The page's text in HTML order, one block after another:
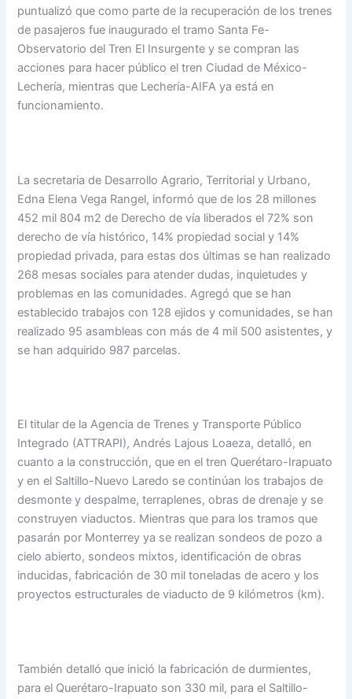
puntualizó que como parte de la recuperación de los trenes
de pasajeros fue inaugurado el tramo Santa Fe-
Observatorio del Tren El Insurgente y se compran las
acciones para hacer público el tren Ciudad de México-
Lechería, mientras que Lechería-AIFA ya está en
funcionamiento.
La secretaria de Desarrollo Agrario, Territorial y Urbano,
⁠Edna Elena Vega Rangel, informó que de los 28 millones
452 mil 804 m2 de Derecho de vía liberados el 72% son
derecho de vía histórico, 14% propiedad social y 14%
propiedad privada, para estas dos últimas se han realizado
268 mesas sociales para atender dudas, inquietudes y
problemas en las comunidades. Agregó que se han
establecido trabajos con 128 ejidos y comunidades, se han
realizado 95 asambleas con más de 4 mil 500 asistentes, y
se han adquirido 987 parcelas.
El titular de la Agencia de Trenes y Transporte Público
Integrado (ATTRAPI), Andrés Lajous Loaeza, detalló, en
cuanto a la construcción, que en el tren Querétaro-Irapuato
y en el Saltillo-Nuevo Laredo se continúan los trabajos de
desmonte y despalme, terraplenes, obras de drenaje y se
construyen viaductos. Mientras que para los tramos que
pasarán por Monterrey ya se realizan sondeos de pozo a
cielo abierto, sondeos mixtos, identificación de obras
inducidas, fabricación de 30 mil toneladas de acero y los
proyectos estructurales de viaducto de 9 kilómetros (km).
También detalló que inició la fabricación de durmientes,
para el Querétaro-Irapuato son 330 mil, para el Saltillo-